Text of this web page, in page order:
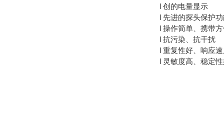
l 创的电量显示
l 先进的探头保护
l 操作简单、携带
l 抗污染、抗干扰
l 重复性好、响应
l 灵敏度高、稳定